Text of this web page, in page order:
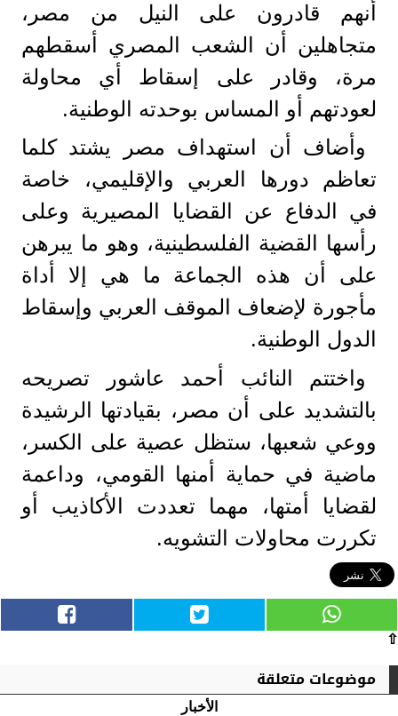
أنهم قادرون على النيل من مصر،
متجاهلين أن الشعب المصري أسقطهم
مرة، وقادر على إسقاط أي محاولة
لعودتهم أو المساس بوحدته الوطنية.
وأضاف أن استهداف مصر يشتد كلما
تعاظم دورها العربي والإقليمي، خاصة
في الدفاع عن القضايا المصيرية وعلى
رأسها القضية الفلسطينية، وهو ما يبرهن
على أن هذه الجماعة ما هي إلا أداة
مأجورة لإضعاف الموقف العربي وإسقاط
الدول الوطنية.
واختتم النائب أحمد عاشور تصريحه
بالتشديد على أن مصر، بقيادتها الرشيدة
ووعي شعبها، ستظل عصية على الكسر،
ماضية في حماية أمنها القومي، وداعمة
لقضايا أمتها، مهما تعددت الأكاذيب أو
تكررت محاولات التشويه.
⇧
موضوعات متعلقة
الأخبار